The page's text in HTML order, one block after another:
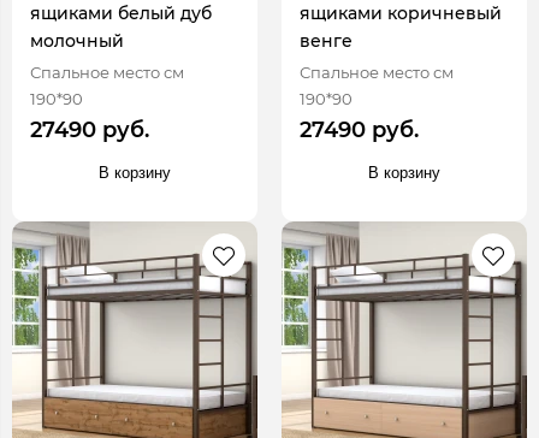
ящиками белый дуб
молочный
Спальное место см
190*90
27490 руб.
В корзину
ящиками коричневый
венге
Спальное место см
190*90
27490 руб.
В корзину